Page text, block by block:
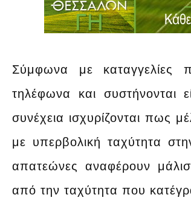
Σύμφωνα με καταγγελίες
τηλέφωνα και συστήνονται
συνέχεια ισχυρίζονται πως
με υπερβολική ταχύτητα
απατεώνες αναφέρουν
από την ταχύτητα που